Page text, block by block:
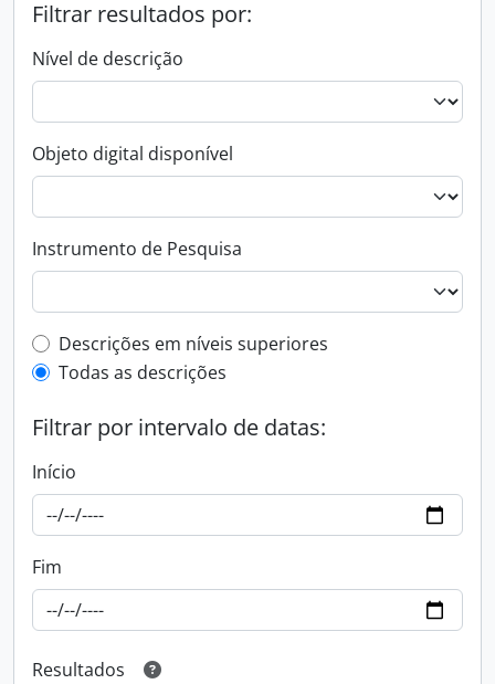
Filtrar resultados por:
Nível de descrição
Objeto digital disponível
Instrumento de Pesquisa
Filtro de descrição de nível superior
Descrições em níveis superiores
Todas as descrições
Filtrar por intervalo de datas:
Início
Fim
Resultados